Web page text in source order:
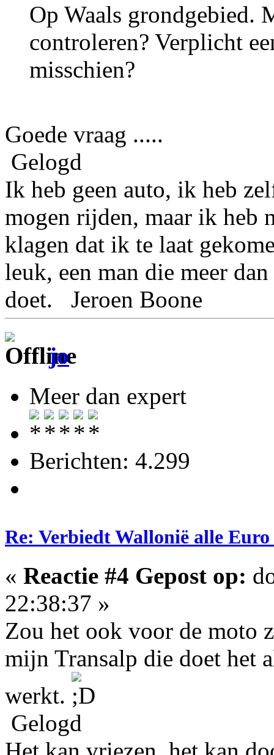
Op Waals grondgebied.
controleren? Verplicht
misschien?
Goede vraag .....
Gelogd
Ik heb geen auto, ik heb
mogen rijden, maar ik heb
klagen dat ik te laat
leuk, een man die meer
doet. Jeroen Boone
jo
Meer dan expert
Berichten: 4.299
Re: Verbiedt Wallonië alle Euro
« Reactie #4 Gepost op:
22:38:37 »
Zou het ook voor de moto
mijn Transalp die doet het
werkt.
Gelogd